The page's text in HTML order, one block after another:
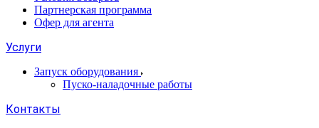
Партнерская программа
Офер для агента
Услуги
Запуск оборудования
Пуско-наладочные работы
Контакты